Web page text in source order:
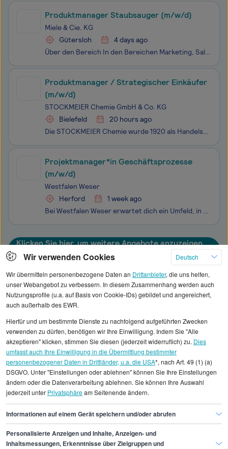
Produktmanager Staubsauger (m/w/d)
Miele & Cie. KG
Gütersloh
4 days ago
Über den Bereich In den Bereichen Marketing, Sales & Communication erwecken wir die Marke Miele weltweit zum Leben. Unsere Teams entwickeln überzeugende Strategien, gestalten relevante Marken- und Kundenerlebnisse und sorgen für eine starke, konsistente Kommunikation – nach innen wie nach außen
Produktmanager / Strategischer Einkäufer
(m/w/d)
STOCKMEIER Chemie GmbH & Co. KG
Bielefeld
20 hours ago
Die STOCKMEIER Chemie wurde 1920 als Handelshaus für chemische Produkte in Bielefeld gegründet. Sie ist der Ursprung der STOCKMEIER Gruppe und ihr größter Geschäftsbereich. Die STOCKMEIER Gruppe ist ein unabhängiges Familienunternehmen, das in dritter Generation inhabergeführt wird. Die Gruppe umfas
Projektmanager*in Geschäftsprozesse
(m/w/d)
Westfalen Weser
Herford
1 week ago
Bei Westfalen Weser erwartet dich ein Umfeld, in dem du wirklich etwas bewegen kannst. Du leistest jeden Tag einen Beitrag für die Zukunft unserer Region und sorgst gemeinsam mit über 1.200 Kolleg*innen dafür, dass Menschen und Kommunen in Ostwestfalen- Lippe und im Weserbergland zuverlässig mit Ene
Klicken Sie hier, um weitere Angebote anzuzeigen
Alle angezeigten Gehaltsdaten beruhen auf
Durchschnittswerte und die Angaben können nicht
einzelnen Stellenangeboten zugeordnet werden.
Gehaltsinformationen
Marketing
Projektmanager/in Produktentwicklung
Projektmanager/in Produktentwicklung Bielefeld
Wir verwenden Cookies
Deutsch
Wir übermitteln personenbezogene Daten an Drittanbieter, die uns helfen,
unser Webangebot zu verbessern. In diesem Zusammenhang werden auch
Nutzungsprofile (u.a. auf Basis von Cookie-IDs) gebildet und angereichert,
auch außerhalb des EWR.
Hierfür und um bestimmte Dienste zu nachfolgend aufgeführten Zwecken
verwenden zu dürfen, benötigen wir Ihre Einwilligung. Indem Sie "Alle
akzeptieren" klicken, stimmen Sie diesen (jederzeit widerruflich) zu. Dies
umfasst auch Ihre Einwilligung in die Übermittlung bestimmter
personenbezogener Daten in Drittländer, u.a. die USA*, nach Art. 49 (1) (a)
DSGVO. Unter "Einstellungen oder ablehnen" können Sie Ihre Einstellungen
ändern oder die Datenverarbeitung ablehnen. Sie können Ihre Auswahl
jederzeit unter Privatsphäream Seitenende ändern.
Informationen auf einem Gerät speichern und/oder abrufen
Personalisierte Anzeigen und Inhalte, Anzeigen- und
Inhaltsmessungen, Erkenntnisse über Zielgruppen und